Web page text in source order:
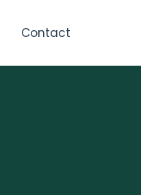
Contact